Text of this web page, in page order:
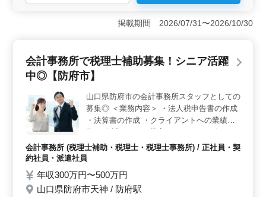
方々が活躍できる環境を提供しています。建築設計業界
での豊富な経験を持つ方々が歓迎され、ベテラン層が活
躍しています。さらに、社会保険完備で安心して働けま
す。意匠設計を主に行い、デザインに興味や情熱を持つ
方にとって理想的な環境です。施主様との打ち合わせか
ら基本設計、実施設計まで幅広い業務に携わることがで
きます。 ＜キャリア形成と待遇の充実＞ 2級建築士
以上の資格を持つ方や、1級建築士をお持ちの方は優遇さ
れ、資格手当などの待遇も充実しています。最寄り駅か
ら徒歩圏内で通勤も便利です。また、40代以上のベテラ
ン層の方も歓迎され、豊富な知識と経験を活かして活躍
できます。
掲載期間 2026/07/31〜2026/10/30
会計事務所で税理士補助募集！シニア活躍
中◎【防府市】
山口県防府市の会計事務所スタッフとしての
募集◎ ＜業務内容＞ ・法人税申告書の作成
・決算書の作成 ・クライアントへの業績報
融資交渉同席 ・補助金の申請アドバイス な
ど ＜ポイント＞ ・社会保険完備 ・車通勤可
験重視です◎ 皆様のご応募お待ちしており
ます！
会計事務所 (税理士補助・税理士・税理士事務所) / 正社員・契
約社員・派遣社員
年収300万円〜500万円
山口県防府市天神 / 防府駅